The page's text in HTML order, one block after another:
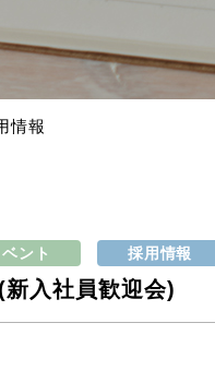
情報
ント 採用情報
入社員歓迎会)